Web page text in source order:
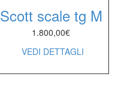
Scott scale tg M
1.800,00€
VEDI DETTAGLI